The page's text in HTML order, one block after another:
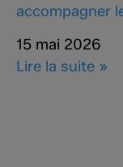
accompagner
15 mai 2026
Lire la suite »